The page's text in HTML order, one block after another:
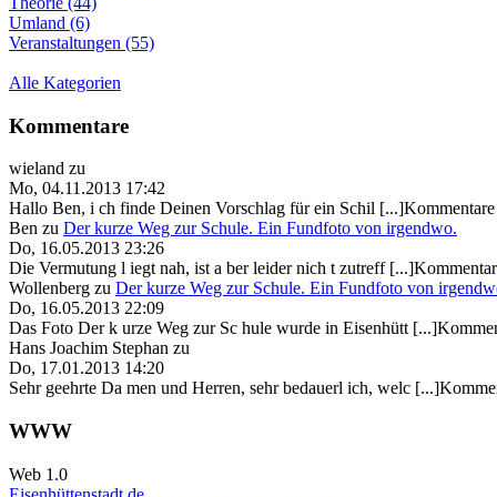
Umland (6)
Veranstaltungen (55)
Alle Kategorien
Kommentare
wieland zu
Mo, 04.11.2013 17:42
Hallo Ben, i ch finde Deinen Vorschlag für ein Schil
Ben zu Der kurze Weg zur Schule. Ein Fundfoto von irgendwo.
Do, 16.05.2013 23:26
Die Vermutung l iegt nah, ist a ber leider nich t zutreff
Wollenberg zu Der kurze Weg zur Schule. Ein Fundfoto von
Do, 16.05.2013 22:09
Das Foto Der k urze Weg zur Sc hule wurde in Eisenhütt
Hans Joachim Stephan zu
Do, 17.01.2013 14:20
Sehr geehrte Da men und Herren, sehr bedauerl ich, welc
WWW
Web 1.0